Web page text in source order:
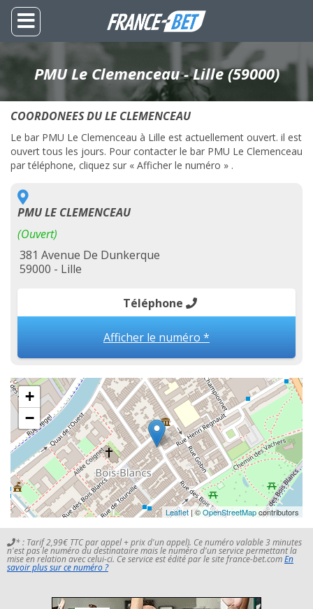
PMU Le Clemenceau - Lille (59000)
COORDONEES DU LE CLEMENCEAU
Le bar PMU Le Clemenceau à Lille est actuellement ouvert. il est
ouvert tous les jours. Pour contacter le bar PMU Le Clemenceau
par téléphone, cliquez sur « Afficher le numéro » .
PMU LE CLEMENCEAU
(Ouvert)
381 Avenue De Dunkerque
59000 - Lille
Téléphone
Afficher le numéro *
+
−
Leaflet | ©OpenStreetMapcontributors
* : Tarif 2,99€ TTC par appel + prix d'un appel). Ce numéro valable 3 minutes
n'est pas le numéro du destinataire mais le numéro d'un service permettant la
mise en relation avec celui-ci. Ce service est édité par le site france-bet.comEn
savoir plus sur ce numéro ?